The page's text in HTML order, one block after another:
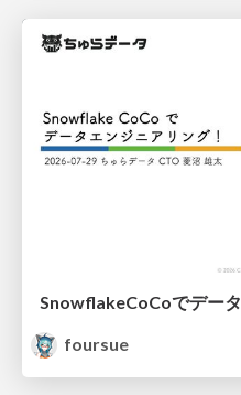
SnowflakeCoCoでデー
foursue